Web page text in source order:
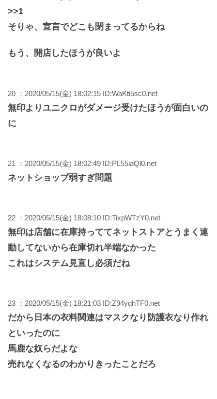
>>1
そりゃ、宣言でどこも閉まってるからね
もう、開店したほうが良いよ
20 ：2020/05/15(金) 18:02:15 ID:WaKti5sc0.net
無印よりユニクロがダメージ受けたほうが面白いの
に
21 ：2020/05/15(金) 18:02:49 ID:PL55iaQl0.net
ネットショップ弱すぎ問題
22 ：2020/05/15(金) 18:08:10 ID:TixpWTzY0.net
無印は店舗に在庫持っててネットストアとうまく連
動してないから在庫切れ半端なかった
これはシステム見直し必須だね
23 ：2020/05/15(金) 18:21:03 ID:Z94yqhTF0.net
だから日本の衣料関連はマスクなり防護衣なり作れ
といったのに
馬鹿な奴らだよな
売れなくなるのわかりきったことだろ